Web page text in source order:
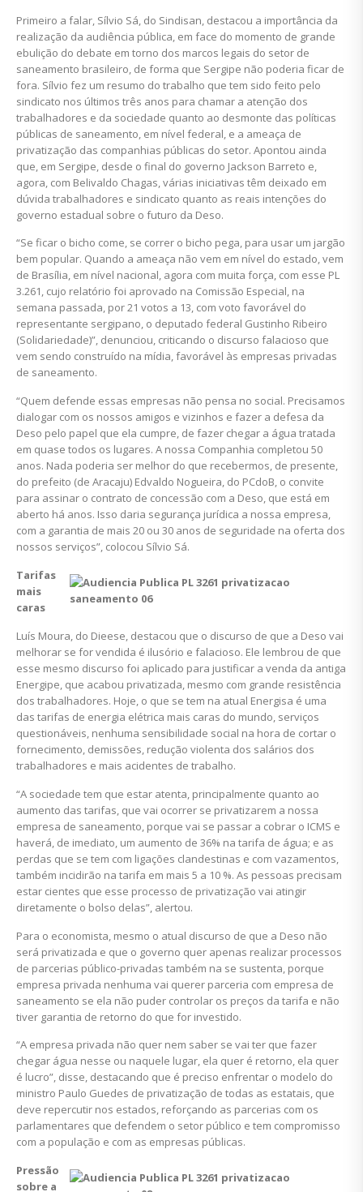
Primeiro a falar, Sílvio Sá, do Sindisan, destacou a importância da
realização da audiência pública, em face do momento de grande
ebulição do debate em torno dos marcos legais do setor de
saneamento brasileiro, de forma que Sergipe não poderia ficar de
fora. Sílvio fez um resumo do trabalho que tem sido feito pelo
sindicato nos últimos três anos para chamar a atenção dos
trabalhadores e da sociedade quanto ao desmonte das políticas
públicas de saneamento, em nível federal, e a ameaça de
privatização das companhias públicas do setor. Apontou ainda
que, em Sergipe, desde o final do governo Jackson Barreto e,
agora, com Belivaldo Chagas, várias iniciativas têm deixado em
dúvida trabalhadores e sindicato quanto as reais intenções do
governo estadual sobre o futuro da Deso.
“Se ficar o bicho come, se correr o bicho pega, para usar um jargão
bem popular. Quando a ameaça não vem em nível do estado, vem
de Brasília, em nível nacional, agora com muita força, com esse PL
3.261, cujo relatório foi aprovado na Comissão Especial, na
semana passada, por 21 votos a 13, com voto favorável do
representante sergipano, o deputado federal Gustinho Ribeiro
(Solidariedade)”, denunciou, criticando o discurso falacioso que
vem sendo construído na mídia, favorável às empresas privadas
de saneamento.
“Quem defende essas empresas não pensa no social. Precisamos
dialogar com os nossos amigos e vizinhos e fazer a defesa da
Deso pelo papel que ela cumpre, de fazer chegar a água tratada
em quase todos os lugares. A nossa Companhia completou 50
anos. Nada poderia ser melhor do que recebermos, de presente,
do prefeito (de Aracaju) Edvaldo Nogueira, do PCdoB, o convite
para assinar o contrato de concessão com a Deso, que está em
aberto há anos. Isso daria segurança jurídica a nossa empresa,
com a garantia de mais 20 ou 30 anos de seguridade na oferta dos
nossos serviços”, colocou Sílvio Sá.
Tarifas
mais
caras
Luís Moura, do Dieese, destacou que o discurso de que a Deso vai
melhorar se for vendida é ilusório e falacioso. Ele lembrou de que
esse mesmo discurso foi aplicado para justificar a venda da antiga
Energipe, que acabou privatizada, mesmo com grande resistência
dos trabalhadores. Hoje, o que se tem na atual Energisa é uma
das tarifas de energia elétrica mais caras do mundo, serviços
questionáveis, nenhuma sensibilidade social na hora de cortar o
fornecimento, demissões, redução violenta dos salários dos
trabalhadores e mais acidentes de trabalho.
“A sociedade tem que estar atenta, principalmente quanto ao
aumento das tarifas, que vai ocorrer se privatizarem a nossa
empresa de saneamento, porque vai se passar a cobrar o ICMS e
haverá, de imediato, um aumento de 36% na tarifa de água; e as
perdas que se tem com ligações clandestinas e com vazamentos,
também incidirão na tarifa em mais 5 a 10 %. As pessoas precisam
estar cientes que esse processo de privatização vai atingir
diretamente o bolso delas”, alertou.
Para o economista, mesmo o atual discurso de que a Deso não
será privatizada e que o governo quer apenas realizar processos
de parcerias público-privadas também na se sustenta, porque
empresa privada nenhuma vai querer parceria com empresa de
saneamento se ela não puder controlar os preços da tarifa e não
tiver garantia de retorno do que for investido.
“A empresa privada não quer nem saber se vai ter que fazer
chegar água nesse ou naquele lugar, ela quer é retorno, ela quer
é lucro”, disse, destacando que é preciso enfrentar o modelo do
ministro Paulo Guedes de privatização de todas as estatais, que
deve repercutir nos estados, reforçando as parcerias com os
parlamentares que defendem o setor público e tem compromisso
com a população e com as empresas públicas.
Pressão
sobre a